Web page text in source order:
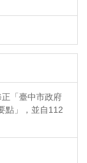
「臺中市政府
點」，並自112